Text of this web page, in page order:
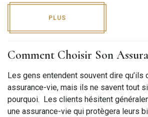
PLUS
Comment Choisir Son
Les gens entendent souvent dire qu’ils
assurance-vie, mais ils ne savent tout
pourquoi. Les clients hésitent
une assurance-vie qui protègera leurs